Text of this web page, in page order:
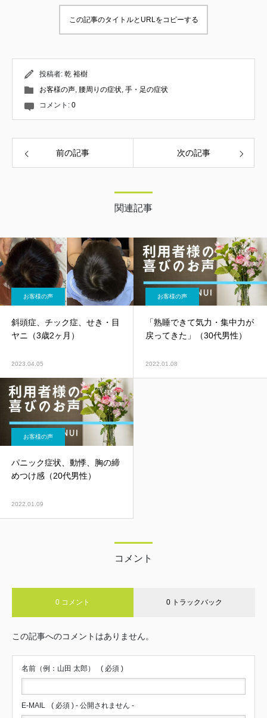
りほぐすだけでは根本的には良くならないこ
とを知る。 ↓ 妊産婦のお悩みを専門に扱う整
ニックを習得。 26歳で同サロンの分院長に就
巡り合い、施術家としての頭打ちを感じる。
そんな折、現在の師匠である松本恒平と出会
う。 多くの施術家が見落としている原理原
れまで習得した技術や知識のバラバラだっ
た”点”が”線”で繋がる。 それをきっかけに、
辛い症状と闘う人たちの力になれることを確
業。
この記事のタイトルとURLをコピーする
投稿者: 乾 裕樹
お客様の声 腰周りの症状 手・足の症状
コメント: 0
前の記事 次の記事
関連記事
お客様の声
斜頭症、チック症、せき・目
ヤニ（3歳2ヶ月）
2023.04.05
お客様の声
「熟睡できて気力・集中力が
戻ってきた」（30代男性）
2022.01.08
お客様の声
パニック症状、動悸、胸の締
めつけ感（20代男性）
2022.01.09
コメント
0 コメント 0 トラックバック
この記事へのコメントはありません。
名前（例：山田 太郎） ( 必須 )
E-MAIL ( 必須 ) - 公開されません -